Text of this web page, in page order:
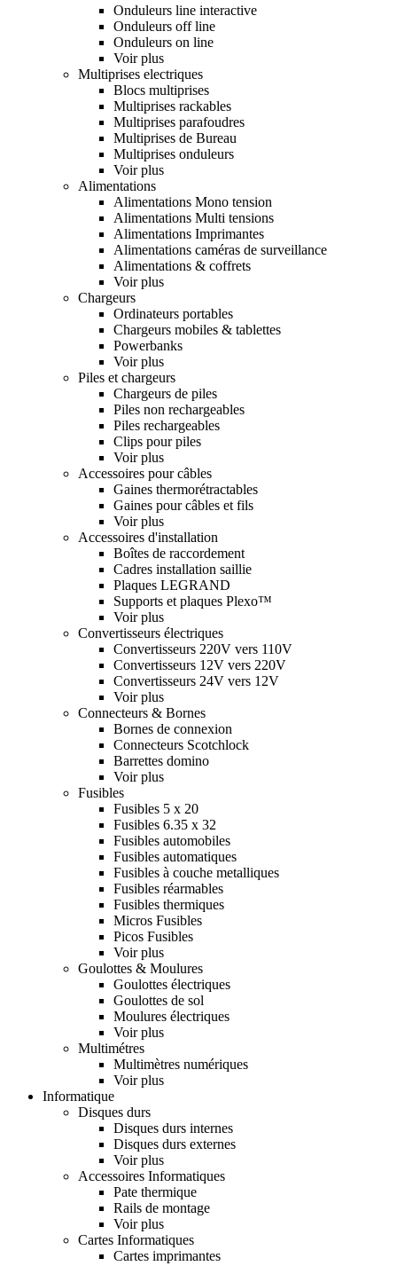
Onduleurs line interactive
Onduleurs off line
Onduleurs on line
Voir plus
Multiprises electriques
Blocs multiprises
Multiprises rackables
Multiprises parafoudres
Multiprises de Bureau
Multiprises onduleurs
Voir plus
Alimentations
Alimentations Mono tension
Alimentations Multi tensions
Alimentations Imprimantes
Alimentations caméras de surveillance
Alimentations & coffrets
Voir plus
Chargeurs
Ordinateurs portables
Chargeurs mobiles & tablettes
Powerbanks
Voir plus
Piles et chargeurs
Chargeurs de piles
Piles non rechargeables
Piles rechargeables
Clips pour piles
Voir plus
Accessoires pour câbles
Gaines thermorétractables
Gaines pour câbles et fils
Voir plus
Accessoires d'installation
Boîtes de raccordement
Cadres installation saillie
Plaques LEGRAND
Supports et plaques Plexo™
Voir plus
Convertisseurs électriques
Convertisseurs 220V vers 110V
Convertisseurs 12V vers 220V
Convertisseurs 24V vers 12V
Voir plus
Connecteurs & Bornes
Bornes de connexion
Connecteurs Scotchlock
Barrettes domino
Voir plus
Fusibles
Fusibles 5 x 20
Fusibles 6.35 x 32
Fusibles automobiles
Fusibles automatiques
Fusibles à couche metalliques
Fusibles réarmables
Fusibles thermiques
Micros Fusibles
Picos Fusibles
Voir plus
Goulottes & Moulures
Goulottes électriques
Goulottes de sol
Moulures électriques
Voir plus
Multimétres
Multimètres numériques
Voir plus
Informatique
Disques durs
Disques durs internes
Disques durs externes
Voir plus
Accessoires Informatiques
Pate thermique
Rails de montage
Voir plus
Cartes Informatiques
Cartes imprimantes